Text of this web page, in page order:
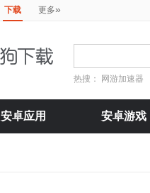
下载 更多»
热搜： 网游加速器
安卓应用 安卓游戏